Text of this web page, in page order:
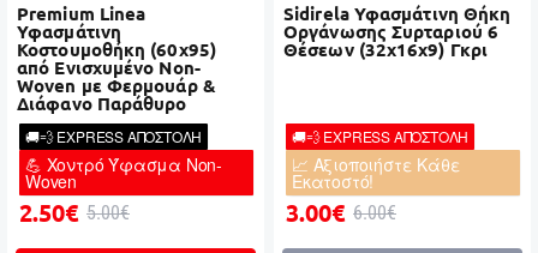
Premium Linea
Υφασμάτινη
Κοστουμοθήκη (60x95)
από Ενισχυμένο Non-
Woven με Φερμουάρ &
Διάφανο Παράθυρο
🚚💨 EXPRESS ΑΠΟΣΤΟΛΗ
💪 Χοντρό Ύφασμα Non-
Woven
2.50€ 5.00€
Sidirela Υφασμάτινη Θήκη
Οργάνωσης Συρταριού 6
Θέσεων (32x16x9) Γκρι
🚚💨 EXPRESS ΑΠΟΣΤΟΛΗ
📈 Αξιοποιήστε Κάθε
Εκατοστό!
3.00€ 6.00€